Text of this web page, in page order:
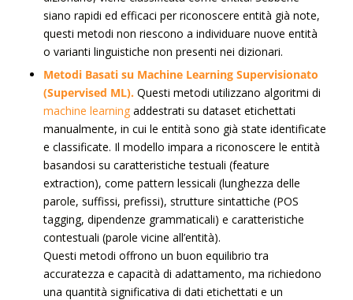
siano rapidi ed efficaci per riconoscere entità già note,
questi metodi non riescono a individuare nuove entità
o varianti linguistiche non presenti nei dizionari.
Metodi Basati su Machine Learning Supervisionato
(Supervised ML).Questi metodi utilizzano algoritmi di
machine learningaddestrati su dataset etichettati
manualmente, in cui le entità sono già state identificate
e classificate. Il modello impara a riconoscere le entità
basandosi su caratteristiche testuali (feature
extraction), come pattern lessicali (lunghezza delle
parole, suffissi, prefissi), strutture sintattiche (POS
tagging, dipendenze grammaticali) e caratteristiche
contestuali (parole vicine all’entità).
Questi metodi offrono un buon equilibrio tra
accuratezza e capacità di adattamento, ma richiedono
una quantità significativa di dati etichettati e un